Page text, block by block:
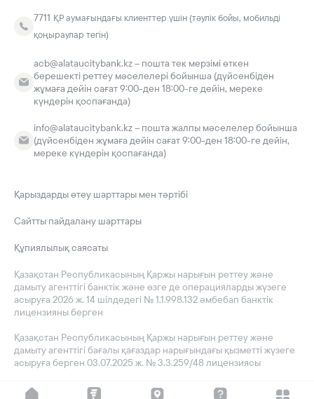
7711 ҚР аумағындағы клиенттер үшін (тәулік бойы, мобильді
қоңыраулар тегін)
acb@alataucitybank.kz – пошта тек мерзімі өткен
берешекті реттеу мәселелері бойынша (дүйсенбіден
жұмаға дейін сағат 9:00-ден 18:00-ге дейін, мереке
күндерін қоспағанда)
info@alataucitybank.kz – пошта жалпы мәселелер бойынша
(дүйсенбіден жұмаға дейін сағат 9:00-ден 18:00-ге дейін,
мереке күндерін қоспағанда)
Қазақстан Республикасының Қаржы нарығын реттеу және
дамыту агенттігі банктік және өзге де операцияларды жүзеге
асыруға 2026 ж. 14 шілдедегі № 1.1.998.132 әмбебап банктік
лицензияны берген
Қазақстан Республикасының Қаржы нарығын реттеу және
дамыту агенттігі бағалы қағаздар нарығындағы қызметті жүзеге
асыруға берген 03.07.2025 ж. № 3.3.259/48 лицензиясы
Қарыздарды өтеу шарттары мен тәртібі
Сайтты пайдалану шарттары
Құпиялылық саясаты